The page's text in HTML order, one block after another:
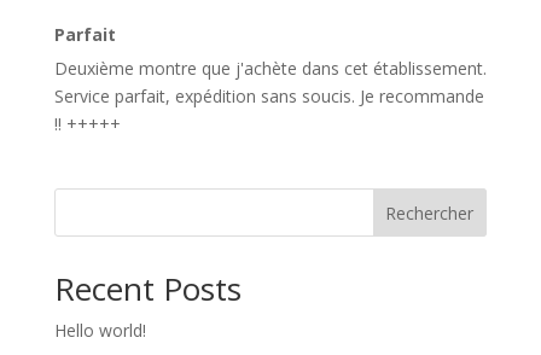
Parfait
Deuxième montre que j'achète dans cet établissement.
Service parfait, expédition sans soucis. Je recommande
!! +++++
Rechercher
Recent Posts
Hello world!